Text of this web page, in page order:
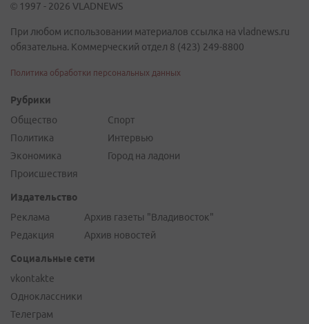
© 1997 - 2026 VLADNEWS
При любом использовании материалов ссылка на vladnews.ru
обязательна. Коммерческий отдел 8 (423) 249-8800
Политика обработки персональных данных
Рубрики
Общество
Политика
Экономика
Происшествия
Спорт
Интервью
Город на ладони
Издательство
Реклама
Редакция
Архив газеты "Владивосток"
Архив новостей
Социальные сети
vkontakte
Одноклассники
Телеграм